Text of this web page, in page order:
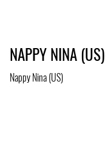
NAPPY NINA (US)
Nappy Nina (US)